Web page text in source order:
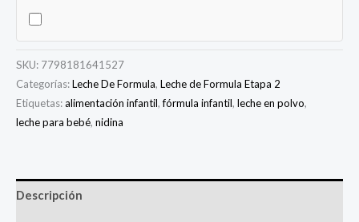
SKU: 7798181641527
Categorías:Leche De Formula, Leche de Formula Etapa 2
Etiquetas:alimentación infantil,fórmula infantil, leche en polvo,
leche para bebé, nidina
Descripción